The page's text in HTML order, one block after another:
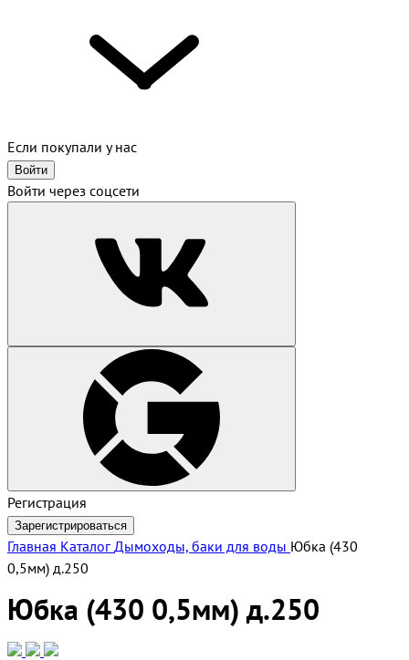
Если покупали у нас
Войти
Войти через соцсети
Регистрация
Зарегистрироваться
Главная Каталог Дымоходы, баки для воды Юбка (430
0,5мм) д.250
Юбка (430 0,5мм) д.250